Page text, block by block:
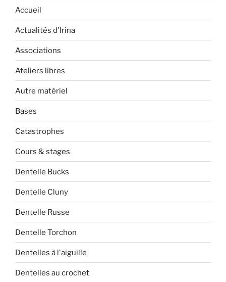
Accueil
Actualités d'Irina
Associations
Ateliers libres
Autre matériel
Bases
Catastrophes
Cours & stages
Dentelle Bucks
Dentelle Cluny
Dentelle Russe
Dentelle Torchon
Dentelles à l'aiguille
Dentelles au crochet